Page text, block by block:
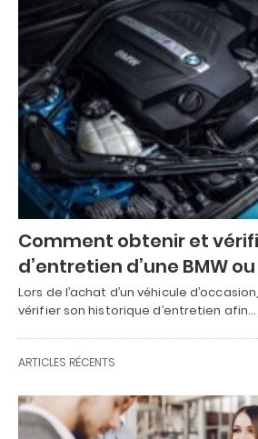
Comment obtenir et
d’entretien d’une BMW ou
Lors de l’achat d’un véhicule
vérifier son historique d’entretien afin…
ARTICLES RÉCENTS